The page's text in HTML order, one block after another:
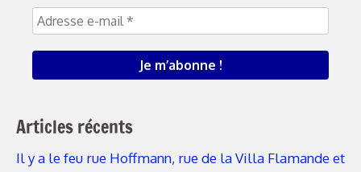
Articles récents
Il y a le feu rue Hoffmann, rue de la Villa Flamande et